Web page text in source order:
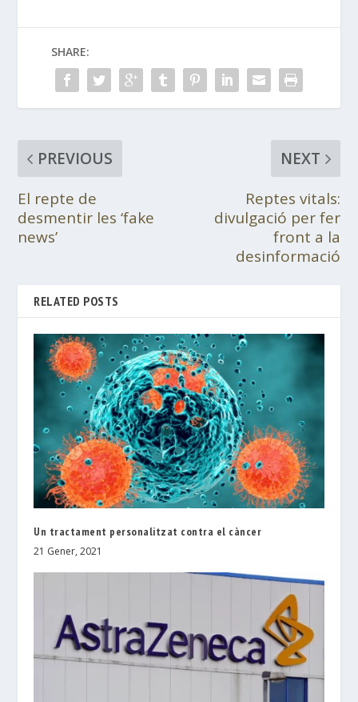
SHARE:
PREVIOUS
El repte de
desmentir les ‘fake
news’
NEXT
Reptes vitals:
divulgació per fer
front a la
desinformació
RELATED POSTS
Un tractament personalitzat contra el càncer
21 Gener, 2021